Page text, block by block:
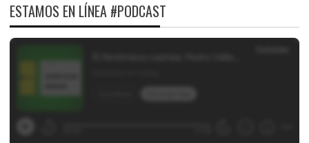
ESTAMOS EN LÍNEA #PODCAST